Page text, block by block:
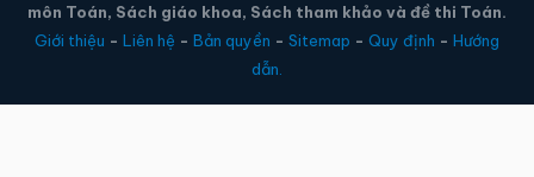
môn Toán, Sách giáo khoa, Sách tham khảo và đề thi Toán.
Giới thiệu - Liên hệ - Bản quyền - Sitemap - Quy định - Hướng
dẫn.